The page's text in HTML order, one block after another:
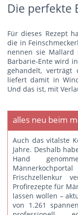
Die perfekte
Für dieses Rezept
die in
nennen sie Mallard
Barbarie-Ente wird
gehandelt, verträgt
liefert damit in
Und das ist, mit
alles neu beim
Auch das vitalste
Jahre. Deshalb
Hand
Frischzellenkur
Profirezepte für
lassen wollen –
von 1.261